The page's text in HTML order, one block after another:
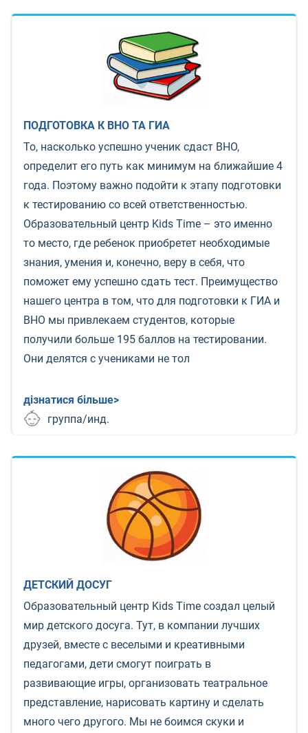
ПОДГОТОВКА К ВНО ТА ГИА
То, насколько успешно ученик сдаст ВНО,
определит его путь как минимум на ближайшие 4
года. Поэтому важно подойти к этапу подготовки
к тестированию со всей ответственностью.
Образовательный центр Kids Time – это именно
то место, где ребенок приобретет необходимые
знания, умения и, конечно, веру в себя, что
поможет ему успешно сдать тест. Преимущество
нашего центра в том, что для подготовки к ГИА и
ВНО мы привлекаем студентов, которые
получили больше 195 баллов на тестировании.
Они делятся с учениками не тол
дізнатися більше>
группа/инд.
ДЕТСКИЙ ДОСУГ
Образовательный центр Kids Time создал целый
мир детского досуга. Тут, в компании лучших
друзей, вместе с веселыми и креативными
педагогами, дети смогут поиграть в
развивающие игры, организовать театральное
представление, нарисовать картину и сделать
много чего другого. Мы не боимся скуки и